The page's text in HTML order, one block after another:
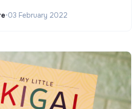
•03 February 2022